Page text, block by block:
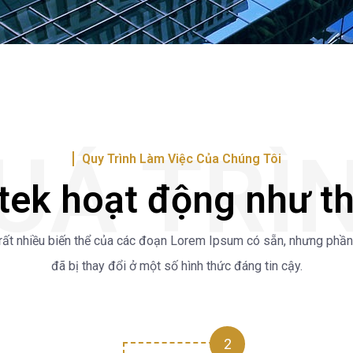
Quy Trình Làm Việc Của Chúng Tôi
hoạt động như
nhiều biến thể của các đoạn Lorem Ipsum có sẵn, nhưng
đã bị thay đổi ở một số hình thức đáng tin cậy.
2